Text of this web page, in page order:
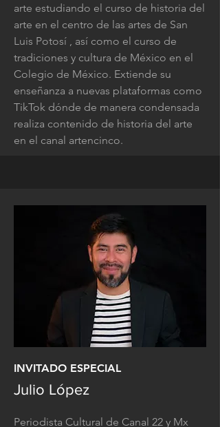
arte estudiando el curso de historia del
arte en el centro de las artes de San
Luis Potosí , así como el curso de
tradiciones y cultura de México en el
Colegio de México. Extiende su
enseñanza a nuevas plataformas como
TikTok dónde de manera condensada
realiza contenido de historia del arte
en el canal artencinco.
INVITADO ESPECIAL
Julio López
Periodista Cultural de Canal 22 y Mx